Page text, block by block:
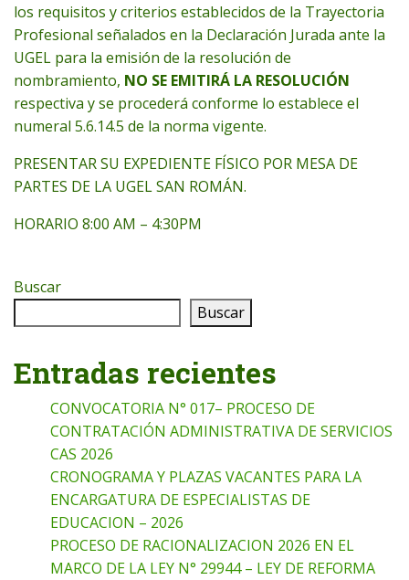
los requisitos y criterios establecidos de la Trayectoria
Profesional señalados en la Declaración Jurada ante la
UGEL para la emisión de la resolución de
nombramiento, NO SE EMITIRÁ LA RESOLUCIÓN
respectiva y se procederá conforme lo establece el
numeral 5.6.14.5 de la norma vigente.
PRESENTAR SU EXPEDIENTE FÍSICO POR MESA DE
PARTES DE LA UGEL SAN ROMÁN.
HORARIO 8:00 AM – 4:30PM
Buscar
Buscar
Entradas recientes
CONVOCATORIA N° 017– PROCESO DE
CONTRATACIÓN ADMINISTRATIVA DE SERVICIOS
CAS 2026
CRONOGRAMA Y PLAZAS VACANTES PARA LA
ENCARGATURA DE ESPECIALISTAS DE
EDUCACION – 2026
PROCESO DE RACIONALIZACION 2026 EN EL
MARCO DE LA LEY N° 29944 – LEY DE REFORMA